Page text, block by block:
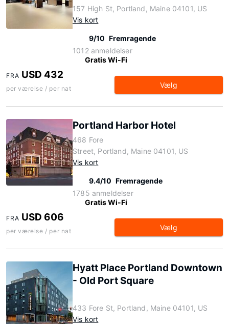
157 High St, Portland, Maine 04101, US
Vis kort
9/10 Fremragende
1012 anmeldelser
Gratis Wi-Fi
FRA USD 432
per værelse / per nat Vælg
Portland Harbor Hotel
468 Fore
Street, Portland, Maine 04101, US
Vis kort
9.4/10 Fremragende
1785 anmeldelser
Gratis Wi-Fi
FRA USD 606
per værelse / per nat Vælg
Hyatt Place Portland Downtown
- Old Port Square
433 Fore St, Portland, Maine 04101, US
Vis kort